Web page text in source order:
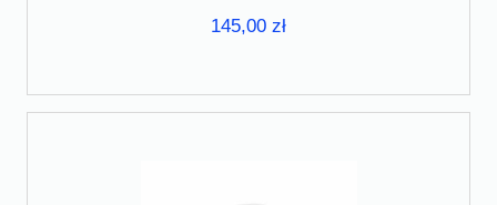
145,00 zł